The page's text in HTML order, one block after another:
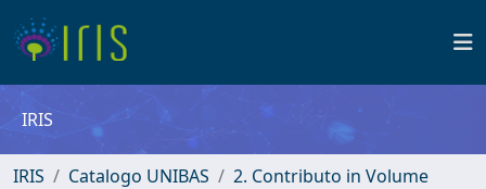
IRIS
IRIS Catalogo UNIBAS
2. Contributo in Volume